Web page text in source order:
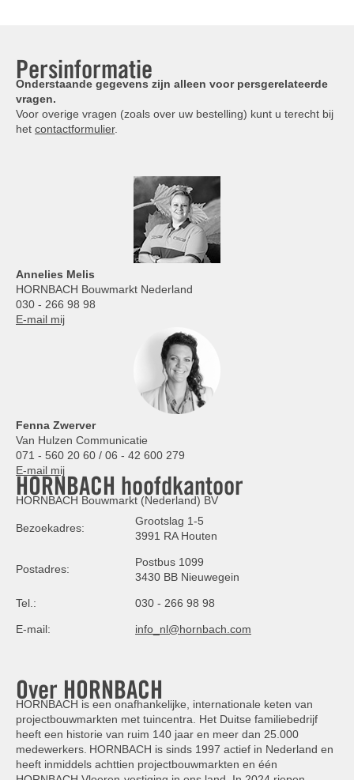
Persinformatie
Onderstaande gegevens zijn alleen voor persgerelateerde
vragen.
Voor overige vragen (zoals over uw bestelling) kunt u terecht bij
het contactformulier.
Annelies Melis
HORNBACH Bouwmarkt Nederland
030 - 266 98 98
E-mail mij
Fenna Zwerver
Van Hulzen Communicatie
071 - 560 20 60 / 06 - 42 600 279
E-mail mij
HORNBACH hoofdkantoor
HORNBACH Bouwmarkt (Nederland) BV
Bezoekadres:
Grootslag 1-5
3991 RA Houten
Postadres:
Postbus 1099
3430 BB Nieuwegein
Tel.: 030 - 266 98 98
E-mail: info_nl@hornbach.com
Over HORNBACH
HORNBACH is een onafhankelijke, internationale keten van
projectbouwmarkten met tuincentra. Het Duitse familiebedrijf
heeft een historie van ruim 140 jaar en meer dan 25.000
medewerkers. HORNBACH is sinds 1997 actief in Nederland en
heeft inmiddels achttien projectbouwmarkten en één